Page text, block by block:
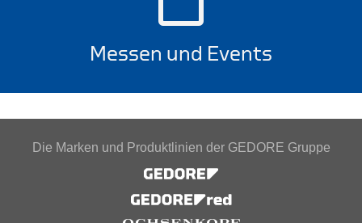
Messen und Events
Die Marken und Produktlinien der GEDORE Gruppe